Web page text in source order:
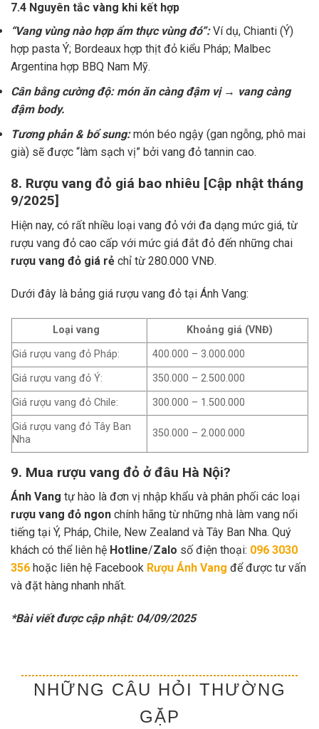
7.4 Nguyên tắc vàng khi kết hợp
“Vang vùng nào hợp ẩm thực vùng đó”:Ví dụ, Chianti (Ý)
hợp pasta Ý; Bordeaux hợp thịt đỏ kiểu Pháp; Malbec
Argentina hợp BBQ Nam Mỹ.
Cân bằng cường độ: món ăn càng đậm vị → vang càng
đậm body.
Tương phản & bổ sung:món béo ngậy (gan ngỗng, phô mai
già) sẽ được “làm sạch vị” bởi vang đỏ tannin cao.
8. Rượu vang đỏ giá bao nhiêu [Cập nhật tháng
9/2025]
Hiện nay, có rất nhiều loại vang đỏ với đa dạng mức giá, từ
rượu vang đỏ cao cấp với mức giá đắt đỏ đến những chai
rượu vang đỏ giá rẻ chỉ từ 280.000 VNĐ.
Dưới đây là bảng giá rượu vang đỏ tại Ánh Vang:
Loại vang
Khoảng giá (VNĐ)
Giá rượu vang đỏ Pháp:
400.000 – 3.000.000
Giá rượu vang đỏ Ý:
350.000 – 2.500.000
Giá rượu vang đỏ Chile:
300.000 – 1.500.000
Giá rượu vang đỏ Tây Ban
Nha
350.000 – 2.000.000
9. Mua rượu vang đỏ ở đâu Hà Nội?
Ánh Vang tự hào là đơn vị nhập khẩu và phân phối các loại
rượu vang đỏ ngon chính hãng từ những nhà làm vang nổi
tiếng tại Ý, Pháp, Chile, New Zealand và Tây Ban Nha. Quý
khách có thể liên hệ Hotline/Zalo số điện thoại: 096 3030
356 hoặc liên hệ Facebook Rượu Ánh Vang để được tư vấn
và đặt hàng nhanh nhất.
*Bài viết được cập nhật: 04/09/2025
NHỮNG CÂU HỎI THƯỜNG
GẶP